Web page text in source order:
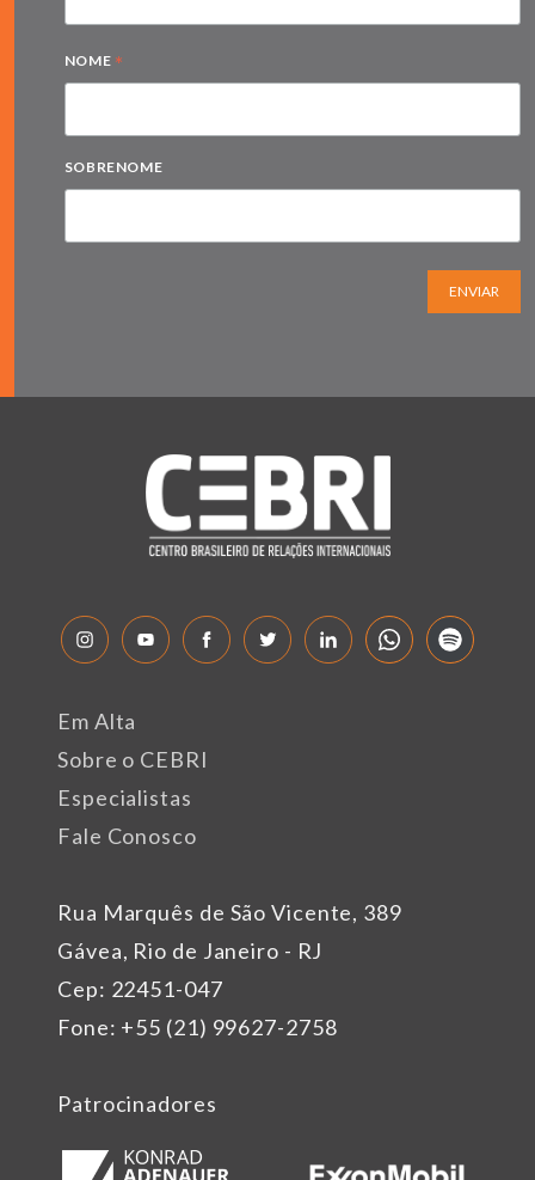
NOME *
SOBRENOME
ENVIAR
Rua Marquês de São Vicente, 389
Gávea, Rio de Janeiro - RJ
Cep: 22451-047
Fone: +55 (21) 99627-2758
Em Alta
Sobre o CEBRI
Especialistas
Fale Conosco
Patrocinadores